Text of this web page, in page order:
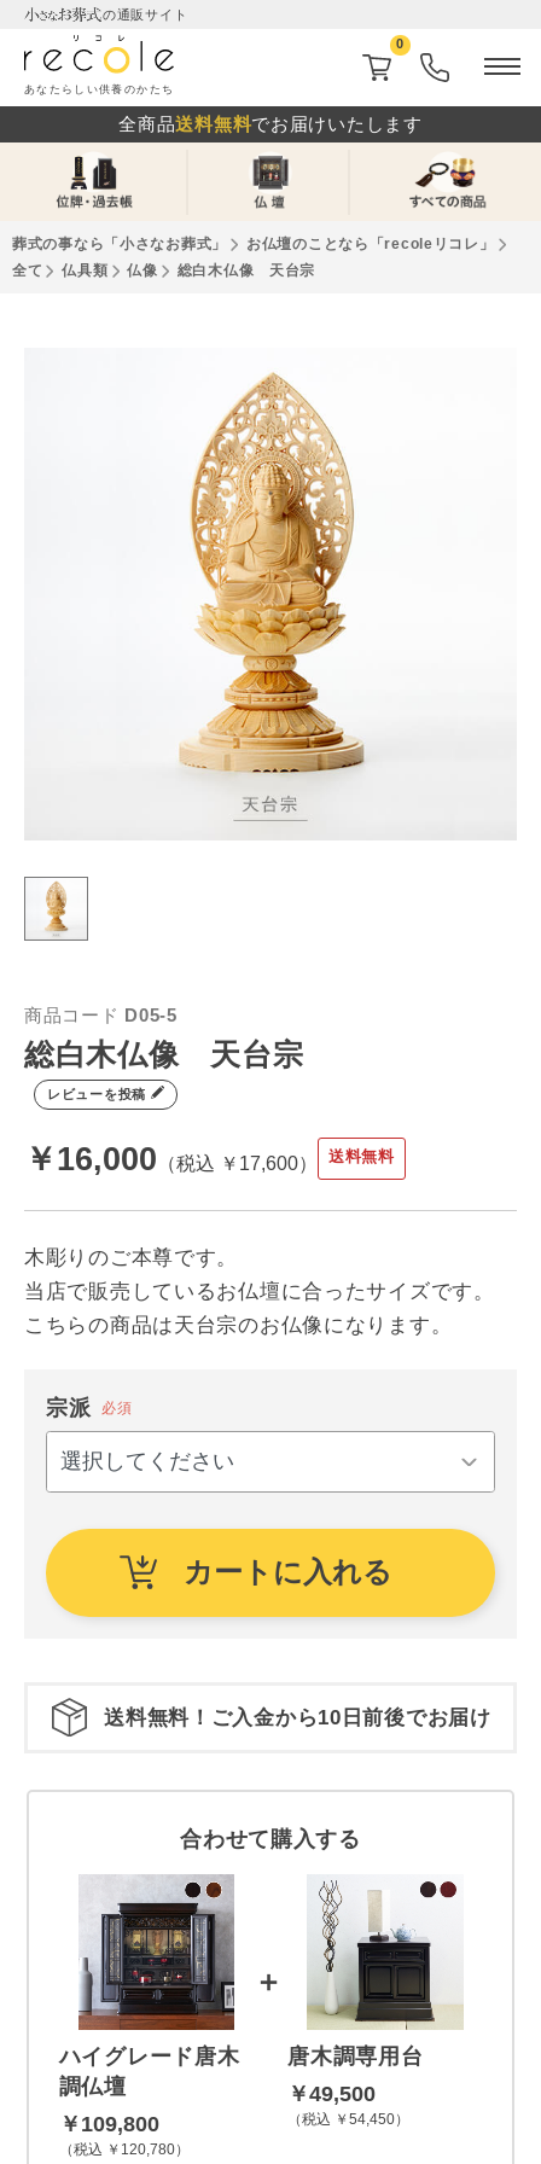
の通販サイト
あなたらしい供養のかたち
0
全商品送料無料でお届けいたします
葬式の事なら「⼩さなお葬式」
お仏壇のことなら「recoleリコレ」
全て
仏具類 仏像 総白木仏像 天台宗
商品コード D05-5
総白木仏像 天台宗
レビューを投稿
￥16,000 税込 ￥17,600 送料無料
木彫りのご本尊です。
当店で販売しているお仏壇に合ったサイズです。
こちらの商品は天台宗のお仏像になります。
宗派 必須
カートに入れる
送料無料！ご入金から10日前後でお届け
合わせて購入する
ハイグレード唐木
調仏壇
￥109,800
税込 ￥120,780
＋
唐木調専用台
￥49,500
税込 ￥54,450